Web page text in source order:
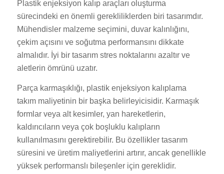
Plastik enjeksiyon kalıp araçları oluşturma
sürecindeki en önemli gerekliliklerden biri tasarımdır.
Mühendisler malzeme seçimini, duvar kalınlığını,
çekim açısını ve soğutma performansını dikkate
almalıdır. İyi bir tasarım stres noktalarını azaltır ve
aletlerin ömrünü uzatır.
Parça karmaşıklığı, plastik enjeksiyon kalıplama
takım maliyetinin bir başka belirleyicisidir. Karmaşık
formlar veya alt kesimler, yan hareketlerin,
kaldırıcıların veya çok boşluklu kalıpların
kullanılmasını gerektirebilir. Bu özellikler tasarım
süresini ve üretim maliyetlerini artırır, ancak genellikle
yüksek performanslı bileşenler için gereklidir.